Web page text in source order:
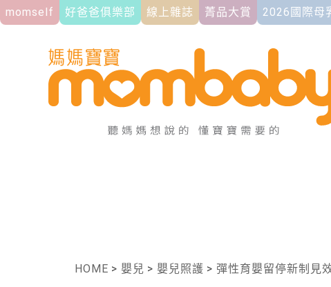
momself 好爸爸俱樂部 線上雜誌 菁品大賞 2026國際母
HOME > 嬰兒 > 嬰兒照護 > 彈性育嬰留停新制見